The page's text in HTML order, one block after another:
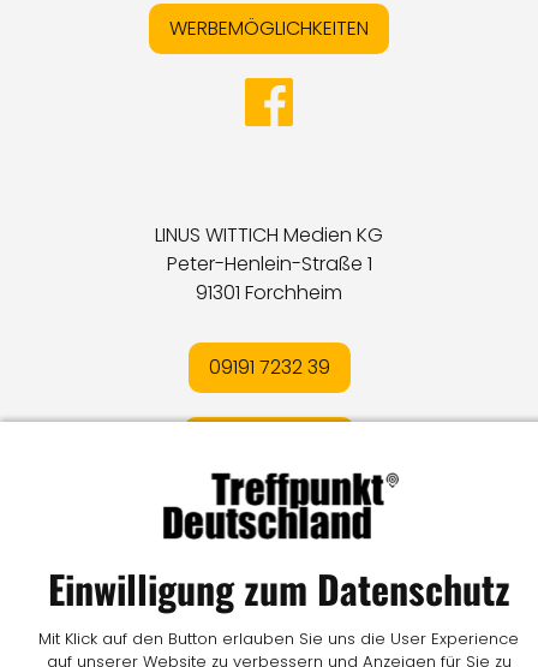
WERBEMÖGLICHKEITEN
LINUS WITTICH Medien KG
Peter-Henlein-Straße 1
91301 Forchheim
09191 7232 39
AGBIMediadatenI Kontakt IVertrag widerrufen
© LW Medien GmbH
Einwilligung zum Datenschutz
Mit Klick auf den Button erlauben Sie uns die User Experience
auf unserer Website zu verbessern und Anzeigen für Sie zu